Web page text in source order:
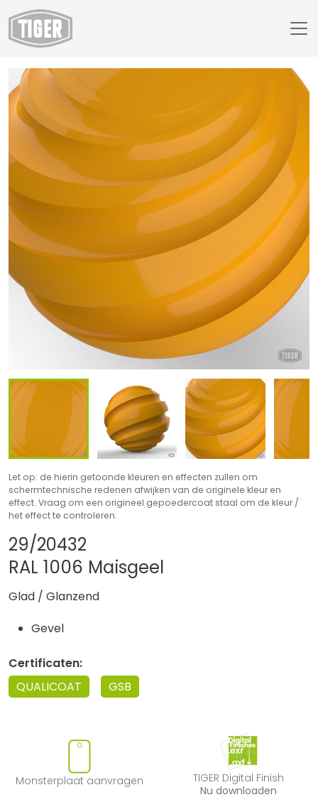
Webshop
29/20432 - RAL 1006 Maisgeel
Let op: de hierin getoonde kleuren en effecten zullen om
schermtechnische redenen afwijken van de originele kleur en
effect. Vraag om een origineel gepoedercoat staal om de kleur /
het effect te controleren.
29/20432
RAL 1006 Maisgeel
Glad / Glanzend
Gevel
Certificaten:
QUALICOAT
GSB
Monsterplaat aanvragen
Monsterplaat aanvragen
TIGER Digital
TIGER Digital Finish
Nu downloaden